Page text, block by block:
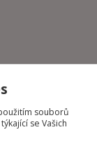
souborů
se Vašich